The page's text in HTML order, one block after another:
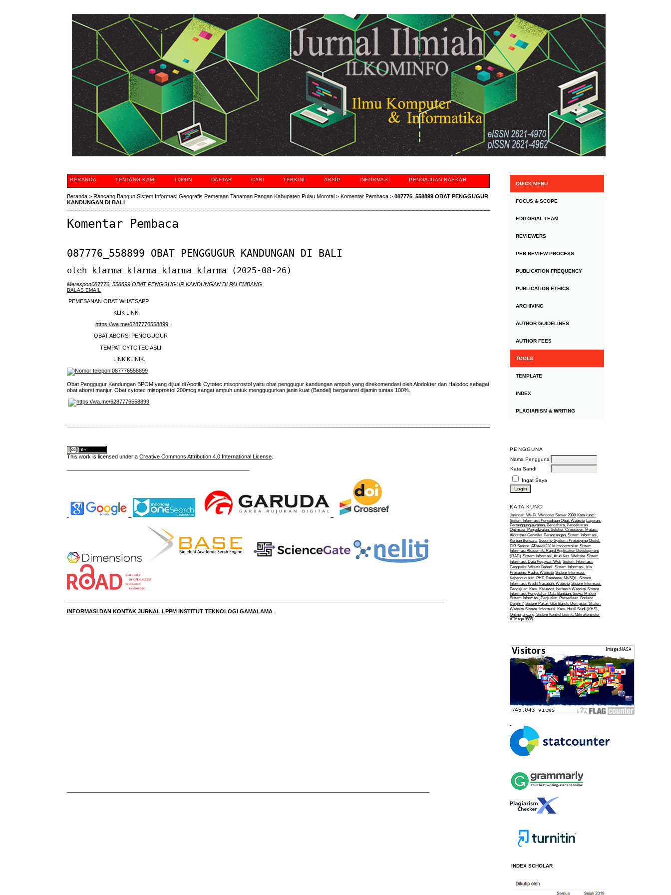
QUICK MENU
FOCUS & SCOPE
EDITORIAL TEAM
REVIEWERS
PER REVIEW PROCESS
PUBLICATION FREQUENCY
PUBLICATION ETHICS
ARCHIVING
AUTHOR GUIDELINES
AUTHOR FEES
TOOLS
TEMPLATE
INDEX
PLAGIARISM & WRITING
PENGGUNA
Nama Pengguna
Kata Sandi
Ingat Saya
KATA KUNCI
Jaringan, Wi-Fi, Windows Server 2008 Kata kunci:
Sistem Informasi, Persediaan Obat, Website Laporan,
Pertanggungjawaban, Bendahara, Pengeluaran
Optimasi, Penjadwalan, Seleksi, Crossover, Mutasi,
Algoritma Genetika Perancangan, Sistem Informasi,
Korban Bencana Security System, Prototyping Model,
PIR Sensor, ATmega328 Microcontroller Sistem
Informasi Akademik, Rapid Application Development
(RAD) Sistem Informasi, Arus Kas, Website Sistem
Informasi, Data Pegawai, Web Sistem Informasi,
Geografis, Wisata Bahari. Sistem Informasi, Izin
Frekuensi Radio, Website Sistem Informasi,
Kependudukan, PHP, Database, MySQL. Sistem
Informasi, Kredit Nasabah, Website Sistem Informasi,
Pengajuan, Kartu Keluarga, berbasis Website Sistem
Informasi, Pengolahan Data Bantuan, Siswa Miskin
Sistem Informasi, Penjualan, Persediaan, Borland
Delphi 7 Sistem Pakar, Gizi Buruk, Dempster-Shafer,
Website Sistem, Informasi, Kartu Hasil Studi (KHS),
Online ancang, Sistem Kontrol Listrik, Mikrokontroler
ATMega 8535
INDEX SCHOLAR
BERANDA TENTANG KAMI LOGIN DAFTAR CARI TERKINI ARSIP INFORMASI PENGAJUAN NASKAH
Beranda >Rancang Bangun Sistem Informasi Geografis Pemetaan Tanaman Pangan Kabupaten Pulau Morotai >Komentar Pembaca >087776_558899 OBAT PENGGUGUR
KANDUNGAN DI BALI
Komentar Pembaca
087776_558899 OBAT PENGGUGUR KANDUNGAN DI BALI
oleh kfarma kfarma kfarma kfarma (2025-08-26)
Merespon087776_558899 OBAT PENGGUGUR KANDUNGAN DI PALEMBANG
BALAS EMAIL
PEMESANAN OBAT WHATSAPP
KLIK LINK.
https://wa.me/6287776558899
OBAT ABORSI PENGGUGUR
TEMPAT CYTOTEC ASLI
LINK KLINIK.
Obat Penggugur Kandungan BPOM yang dijual di Apotik Cytotec misoprostol yaitu obat penggugur kandungan ampuh yang direkomendasi oleh Alodokter dan Halodoc sebagai
obat aborsi manjur. Obat cytotec misoprostol 200mcg sangat ampuh untuk menggugurkan janin kuat (Bandel) bergaransi dijamin tuntas 100%.
This work is licensed under aCreative Commons Attribution 4.0 International License
INFORMASI DAN KONTAK JURNAL LPPMINSTITUT TEKNOLOGI GAMALAMA